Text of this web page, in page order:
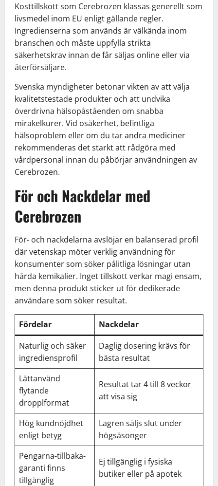
Kosttillskott som Cerebrozen klassas generellt som
livsmedel inom EU enligt gällande regler.
Ingredienserna som används är välkända inom
branschen och måste uppfylla strikta
säkerhetskrav innan de får säljas online eller via
återförsäljare.
Svenska myndigheter betonar vikten av att välja
kvalitetstestade produkter och att undvika
överdrivna hälsopåståenden om snabba
mirakelkurer. Vid osäkerhet, befintliga
hälsoproblem eller om du tar andra mediciner
rekommenderas det starkt att rådgöra med
vårdpersonal innan du påbörjar användningen av
Cerebrozen.
För och Nackdelar med
Cerebrozen
För- och nackdelarna avslöjar en balanserad profil
där vetenskap möter verklig användning för
konsumenter som söker pålitliga lösningar utan
hårda kemikalier. Inget tillskott verkar magi ensam,
men denna produkt sticker ut för dedikerade
användare som söker resultat.
Fördelar
Nackdelar
Naturlig och säker
ingrediensprofil
Daglig dosering krävs för
bästa resultat
Lättanvänd
flytande
dropplformat
Resultat tar 4 till 8 veckor
att visa sig
Hög kundnöjdhet
enligt betyg
Lagren säljs slut under
högsäsonger
Pengarna-tillbaka-
garanti finns
tillgänglig
Ej tillgänglig i fysiska
butiker eller på apotek